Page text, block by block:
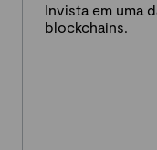
Invista em uma
blockchains.